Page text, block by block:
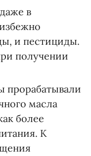
в
и пестициды.
получении
прорабатывали
масла
более
К